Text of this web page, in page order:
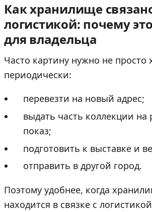
Как хранилище
логистикой: почему
для владельца
Часто картину нужно не просто
периодически:
перевезти на новый адрес;
выдать часть коллекции на
показ;
подготовить к выставке и
отправить в другой город.
Поэтому удобнее, когда
находится в связке с